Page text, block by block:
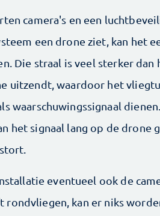
camera's en een
een drone ziet, kan het
Die straal is veel sterker dan
uitzendt, waardoor het
waarschuwingssignaal
het signaal lang op de drone
eventueel ook de
kan er niks